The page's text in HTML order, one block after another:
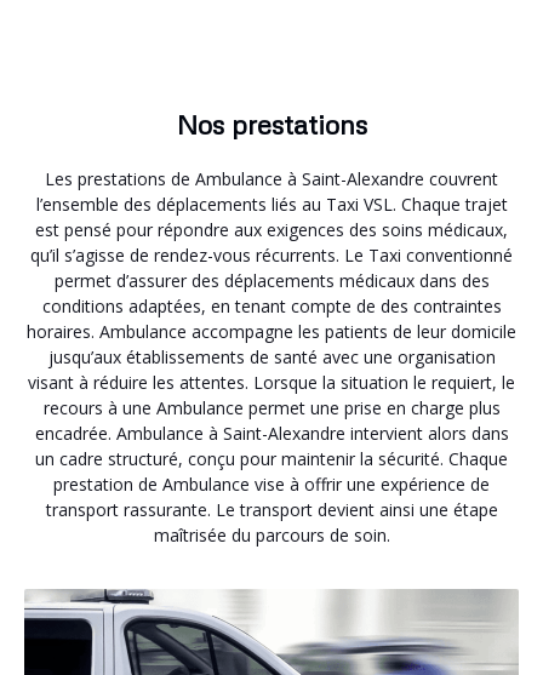
Nos prestations
Les prestations de Ambulance à Saint-Alexandre couvrent
l’ensemble des déplacements liés au Taxi VSL. Chaque trajet
est pensé pour répondre aux exigences des soins médicaux,
qu’il s’agisse de rendez-vous récurrents. Le Taxi conventionné
permet d’assurer des déplacements médicaux dans des
conditions adaptées, en tenant compte de des contraintes
horaires. Ambulance accompagne les patients de leur domicile
jusqu’aux établissements de santé avec une organisation
visant à réduire les attentes. Lorsque la situation le requiert, le
recours à une Ambulance permet une prise en charge plus
encadrée. Ambulance à Saint-Alexandre intervient alors dans
un cadre structuré, conçu pour maintenir la sécurité. Chaque
prestation de Ambulance vise à offrir une expérience de
transport rassurante. Le transport devient ainsi une étape
maîtrisée du parcours de soin.